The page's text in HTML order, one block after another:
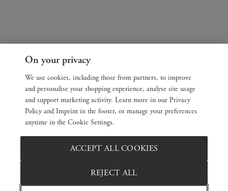
On your privacy
We use cookies, including those from partners, to improve
and personalise your shopping experience, analyse site usage
and support marketing activity. Learn more in our Privacy
Policy and Imprint in the footer, or manage your preferences
anytime in the Cookie Settings.
REJECT ALL
ACCEPT ALL COOKIES